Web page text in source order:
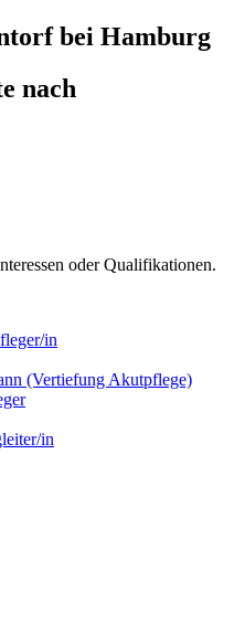
bei Hamburg
nach
oder Qualifikationen.
in
(Vertiefung Akutpflege)
in